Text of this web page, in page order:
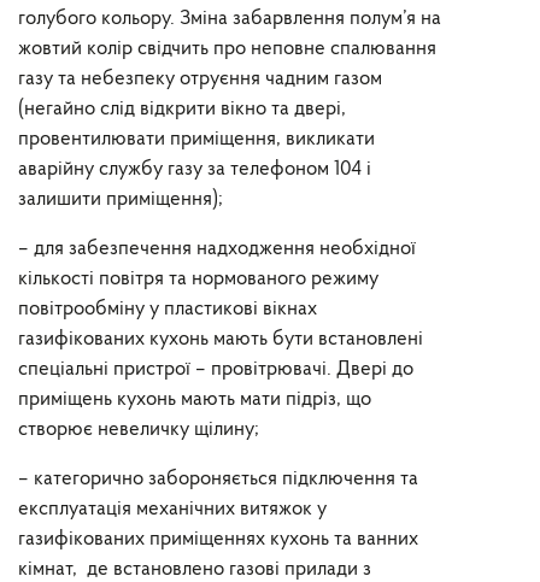
голубого кольору. Зміна забарвлення полум’я на
жовтий колір свідчить про неповне спалювання
газу та небезпеку отруєння чадним газом
(негайно слід відкрити вікно та двері,
провентилювати приміщення, викликати
аварійну службу газу за телефоном 104 і
залишити приміщення);
– для забезпечення надходження необхідної
кількості повітря та нормованого режиму
повітрообміну у пластикові вікнах
газифікованих кухонь мають бути встановлені
спеціальні пристрої – провітрювачі. Двері до
приміщень кухонь мають мати підріз, що
створює невеличку щілину;
– категорично забороняється підключення та
експлуатація механічних витяжок у
газифікованих приміщеннях кухонь та ванних
кімнат, де встановлено газові прилади з